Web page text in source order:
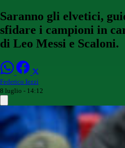
Saranno gli elvetici,
sfidare i campioni in
di Leo Messi e Scaloni.
Federico Iezzi
8 luglio - 14:12